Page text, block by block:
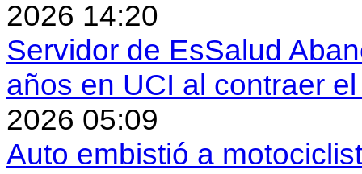
2026 14:20
Servidor de EsSalud
años en UCI al contraer
2026 05:09
Auto embistió a